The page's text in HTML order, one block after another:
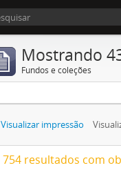
Mostrando
Fundos e coleções
Visualizar impressão
754 resultados com